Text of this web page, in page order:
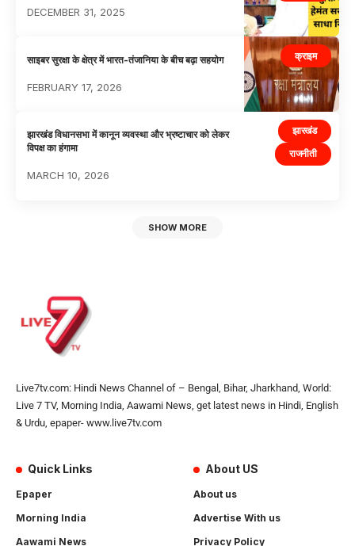
DECEMBER 31, 2025
क्राइम
साइबर सुरक्षा के क्षेत्र में भारत-तंजानिया के बीच बढ़ा सहयोग
FEBRUARY 17, 2026
झारखंड
राजनीती
झारखंड विधानसभा में कानून व्यवस्था और भ्रष्टाचार को लेकर
विपक्ष का हंगामा
MARCH 10, 2026
SHOW MORE
Live7tv.com: Hindi News Channel of – Bengal, Bihar, Jharkhand, World:
Live 7 TV, Morning India, Aawami News, get latest news in Hindi, English
& Urdu, epaper- www.live7tv.com
Quick Links
Epaper
Morning India
Aawami News
About US
About us
Advertise With us
Privacy Policy